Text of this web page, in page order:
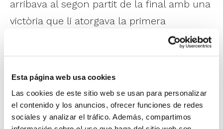
Esta página web usa cookies
Las cookies de este sitio web se usan para personalizar
el contenido y los anuncios, ofrecer funciones de redes
sociales y analizar el tráfico. Además, compartimos
arribava al segon partit de la final amb una
victòria que li atorgava la primera
oportunitat d'emportar-se la lliga en un
més de 10.000 aficionats en contra.
El combinat de Rubén Burgos va saber
aguantar la pressió en una gran segona